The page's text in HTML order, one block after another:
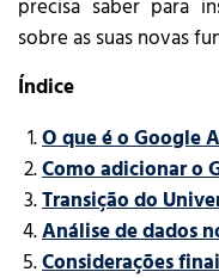
precisa saber para
sobre as suas novas
Índice
O que é o Google
Como adicionar o
Transição do
Análise de dados
Considerações